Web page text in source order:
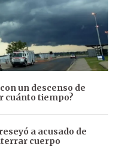
un descenso de
cuánto tiempo?
a acusado de
cuerpo